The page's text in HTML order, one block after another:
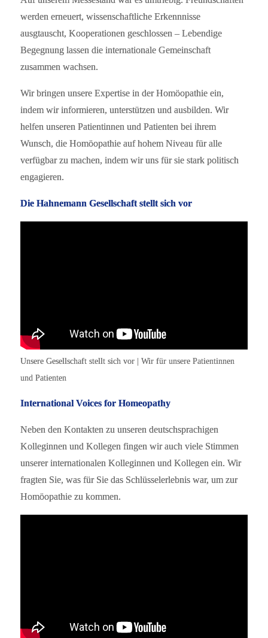
werden erneuert, wissenschaftliche Erkennnisse
ausgtauscht, Kooperationen geschlossen – Lebendige
Begegnung lassen die internationale Gemeinschaft
zusammen wachsen.
Wir bringen unsere Expertise in der Homöopathie ein,
indem wir informieren, unterstützen und ausbilden. Wir
helfen unseren Patientinnen und Patienten bei ihrem
Wunsch, die Homöopathie auf hohem Niveau für alle
verfügbar zu machen, indem wir uns für sie stark politisch
engagieren.
Die Hahnemann Gesellschaft stellt sich vor
Unsere Gesellschaft stellt sich vor | Wir für unsere Patientinnen
und Patienten
International Voices for Homeopathy
Neben den Kontakten zu unseren deutschsprachigen
Kolleginnen und Kollegen fingen wir auch viele Stimmen
unserer internationalen Kolleginnen und Kollegen ein. Wir
fragten Sie, was für Sie das Schlüsselerlebnis war, um zur
Homöopathie zu kommen.